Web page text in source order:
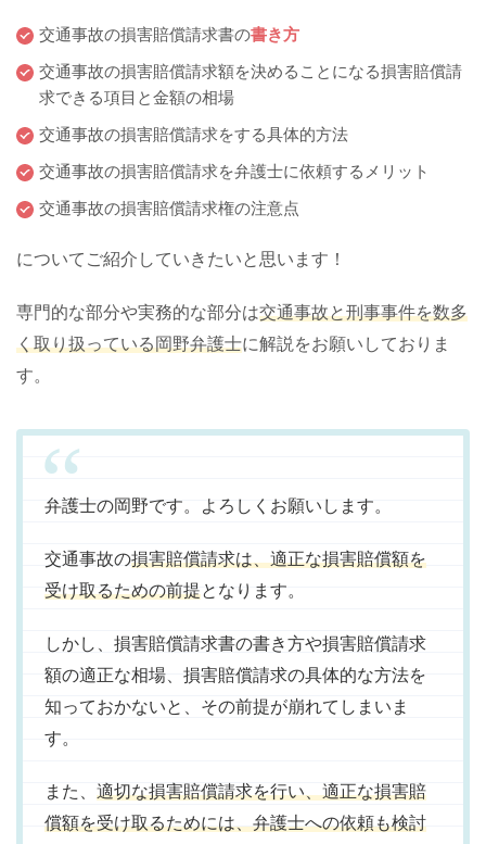
交通事故の損害賠償請求書の書き方
交通事故の損害賠償請求額を決めることになる損害賠償請
求できる項目と金額の相場
交通事故の損害賠償請求をする具体的方法
交通事故の損害賠償請求を弁護士に依頼するメリット
交通事故の損害賠償請求権の注意点
についてご紹介していきたいと思います！
専門的な部分や実務的な部分は交通事故と刑事事件を数多
く取り扱っている岡野弁護士に解説をお願いしておりま
す。
弁護士の岡野です。よろしくお願いします。
交通事故の損害賠償請求は、適正な損害賠償額を
受け取るための前提となります。
しかし、損害賠償請求書の書き方や損害賠償請求
額の適正な相場、損害賠償請求の具体的な方法を
知っておかないと、その前提が崩れてしまいま
す。
また、 適切な損害賠償請求を行い、適正な損害賠
償額を受け取るためには、弁護士への依頼も検討